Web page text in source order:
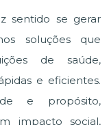
sentido se gerar
soluções que
de saúde,
e eficientes.
e propósito,
impacto social,